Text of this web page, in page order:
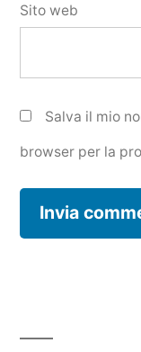
Sito web
Salva il mio
browser per la